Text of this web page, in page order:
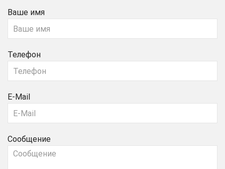
Ваше имя
Телефон
E-Mail
Сообщение